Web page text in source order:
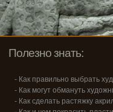
Полезно знать:
- Как правильно выбрать
- Как могут обмануть
- Как сделать растяжку